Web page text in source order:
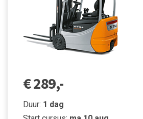
€ 289,-
Duur: 1 dag